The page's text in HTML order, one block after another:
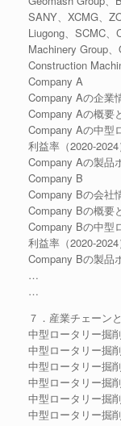
SANY、XCMG、
Liugong、SCMC、
Machinery Group
Construction
Company A
Company Aの企業
Company Aの概要
Company Aの中型
利益率（2020-2024
Company Aの製品
Company B
Company Bの会社
Company Bの概要
Company Bの中型
利益率（2020-2024
Company Bの製品
…
…
７．産業チェーン
中型ロータリー掘
中型ロータリー掘
中型ロータリー掘
中型ロータリー掘
中型ロータリー掘
中型ロータリー掘